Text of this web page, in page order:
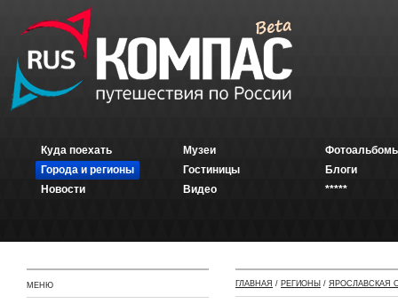
Куда поехать
Города и регионы
Новости
Музеи
Гостиницы
Видео
Блоги
*****
МЕНЮ ГЛАВНАЯ / РЕГИОНЫ / ЯРОСЛАВСКАЯ